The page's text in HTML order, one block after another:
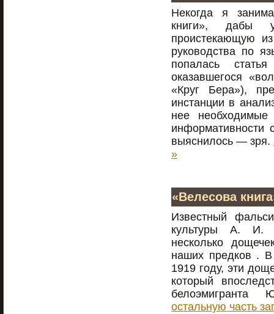
Некогда я
книги», дабы
проистекающую
руководства по
попалась
оказавшегося
«Круг Бера»),
инстанции в
нее
информативности
выяснилось — зря.
»
«Велесова
Известный
культуры А. И.
несколько
наших предков .
1919 году, эти
который
остальную часть